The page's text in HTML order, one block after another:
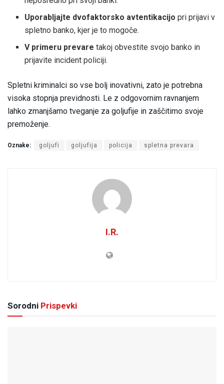
Uporabljajte dvofaktorsko avtentikacijo pri prijavi v
spletno banko, kjer je to mogoče.
V primeru prevare takoj obvestite svojo banko in
prijavite incident policiji.
Spletni kriminalci so vse bolj inovativni, zato je potrebna
visoka stopnja previdnosti. Le z odgovornim ravnanjem
lahko zmanjšamo tveganje za goljufije in zaščitimo svoje
premoženje.
Oznake: goljufi goljufija policija spletna prevara
I.R.
Sorodni Prispevki